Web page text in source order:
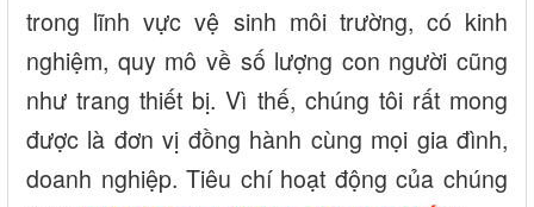
trong lĩnh vực vệ sinh môi trường, có kinh
nghiệm, quy mô về số lượng con người cũng
như trang thiết bị. Vì thế, chúng tôi rất mong
được là đơn vị đồng hành cùng mọi gia đình,
doanh nghiệp. Tiêu chí hoạt động của chúng